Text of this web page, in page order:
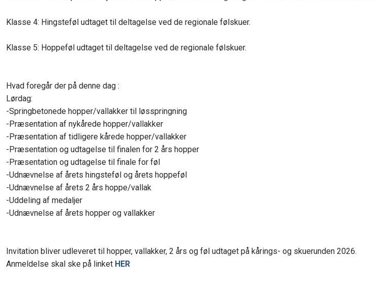
Klasse 4: Hingsteføl udtaget til deltagelse ved de regionale følskuer.
Klasse 5: Hoppeføl udtaget til deltagelse ved de regionale følskuer.
Hvad foregår der på denne dag :
Lørdag:
-​Springbetonede hopper/vallakker til løsspringning
-​Præsentation af nykårede hopper/vallakker
-​Præsentation af tidligere kårede hopper/vallakker
-​Præsentation og udtagelse til finalen for 2 års hopper
-​Præsentation og udtagelse til finale for føl
-​Udnævnelse af årets hingsteføl og årets hoppeføl
-​Udnævnelse af årets 2 års hoppe/vallak
-​Uddeling af medaljer
-​Udnævnelse af årets hopper og vallakker
Invitation bliver udleveret til hopper, vallakker, 2 års og føl udtaget på kårings- og skuerunden 2026.
Anmeldelse skal ske på linket HER